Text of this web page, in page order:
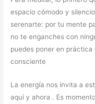
espacio cómodo y
serenarte: por tu mente
no te enganches con
puedes poner en
consciente
La energía nos invita a
aquí y ahora . Es